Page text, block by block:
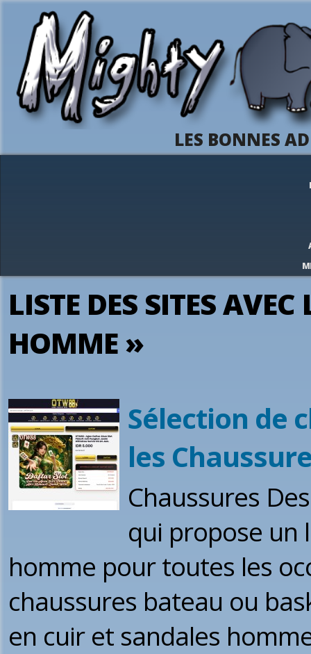
LES BONNES
LISTE DES SITES
HOMME »
Sélection de
les
Chaussures
qui propose un
homme pour toutes les
chaussures bateau ou
en cuir et sandales